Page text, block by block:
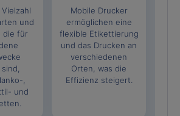
und
die für
,
und
Mobile Drucker
ermöglichen eine
flexible Etikettierung
und das Drucken an
verschiedenen
Orten, was die
Effizienz steigert.